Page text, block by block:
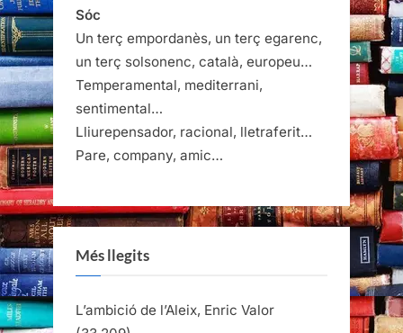
Sóc
Un terç empordanès, un terç egarenc,
un terç solsonenc, català, europeu…
Temperamental, mediterrani,
sentimental…
Lliurepensador, racional, lletraferit…
Pare, company, amic…
Més llegits
L’ambició de l’Aleix, Enric Valor